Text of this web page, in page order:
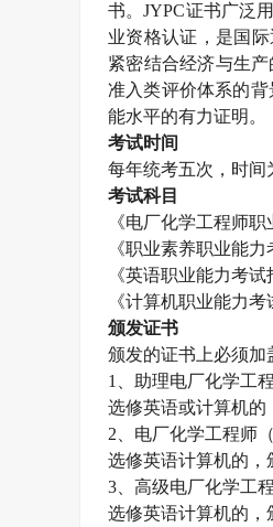
书。JYPC证书广泛
业资格认证，是国
紧密结合经济与生
准入类评价体系的背
能水平的有力证明。
考试时间
每年统考五次，时间
考试科目
《电厂化学工程师
《职业素养职业能
《英语职业能力考
《计算机职业能力
颁发证书
颁发的证书上必须加
1
、助理电厂化学工
选修英语或计算机的
2 、电厂化学工程师
选修英语计算机的，
3 、高级电厂化学工
选修英语计算机的，